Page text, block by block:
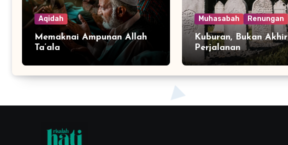
Aqidah
Memaknai Ampunan Allah
Ta’ala
Muhasabah Renungan
Kuburan, Bukan Akhir
Perjalanan